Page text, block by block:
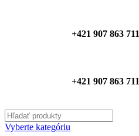
+421 907 863 711
+421 907 863 711
Vyberte kategóriu